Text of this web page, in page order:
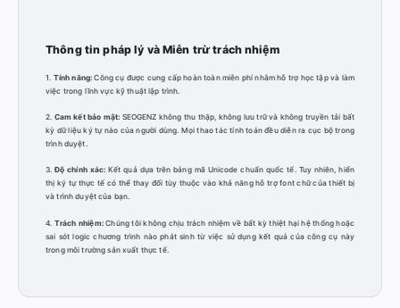
Thông tin pháp lý và Miễn trừ trách nhiệm
1. Tính năng: Công cụ được cung cấp hoàn toàn miễn phí nhằm hỗ trợ học tập và làm
việc trong lĩnh vực kỹ thuật lập trình.
2. Cam kết bảo mật: SEOGENZ không thu thập, không lưu trữ và không truyền tải bất
kỳ dữ liệu ký tự nào của người dùng. Mọi thao tác tính toán đều diễn ra cục bộ trong
trình duyệt.
3.Độ chính xác: Kết quả dựa trên bảng mã Unicode chuẩn quốc tế. Tuy nhiên, hiển
thị ký tự thực tế có thể thay đổi tùy thuộc vào khả năng hỗ trợ font chữ của thiết bị
và trình duyệt của bạn.
4. Trách nhiệm:Chúng tôi không chịu trách nhiệm về bất kỳ thiệt hại hệ thống hoặc
sai sót logic chương trình nào phát sinh từ việc sử dụng kết quả của công cụ này
trong môi trường sản xuất thực tế.